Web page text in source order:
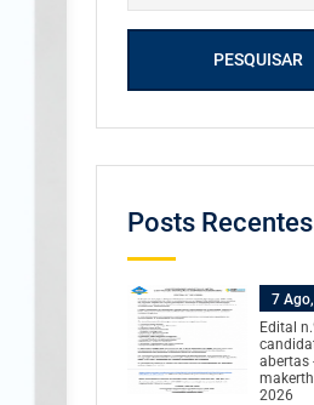
PESQUISAR
Posts Recentes
7
Edital
abertas
2026